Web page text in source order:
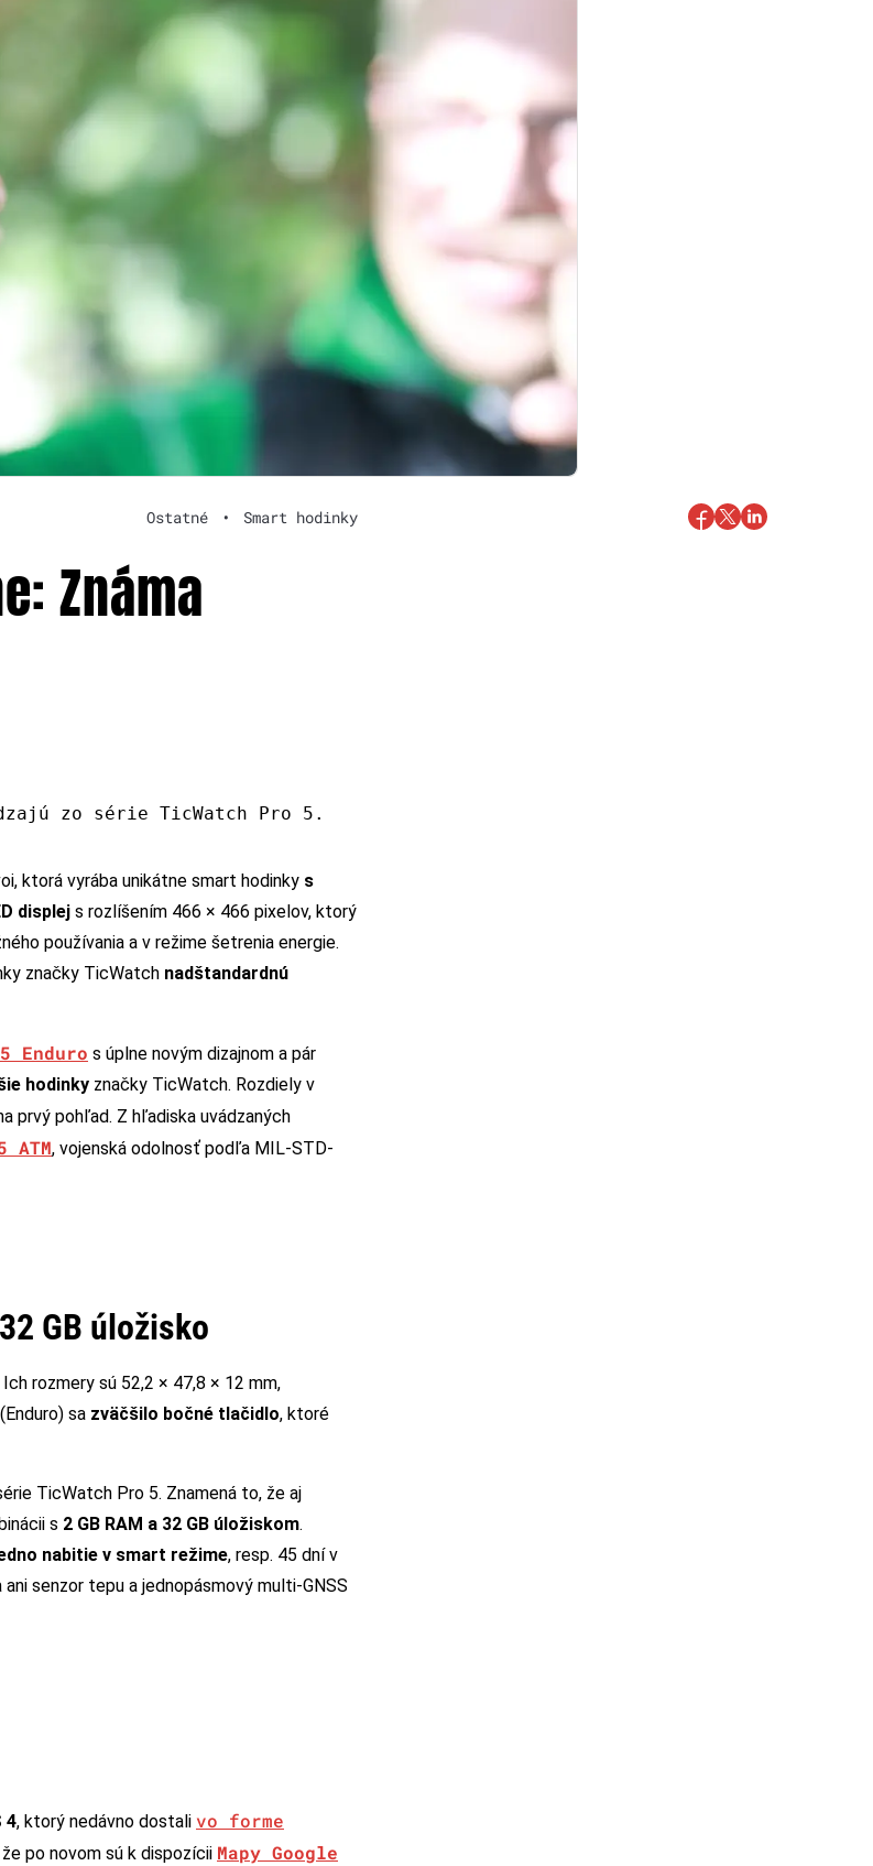
Ostatné • Smart hodinky
Známa
zo série TicWatch Pro 5.
ktorá vyrába unikátne smart hodinky s
displej s rozlíšením 466 × 466 pixelov, ktorý
používania a v režime šetrenia energie.
značky TicWatch nadštandardnú
Enduro s úplne novým dizajnom a pár
hodinky značky TicWatch. Rozdiely v
prvý pohľad. Z hľadiska uvádzaných
ATM, vojenská odolnosť podľa MIL-STD-
GB úložisko
Ich rozmery sú 52,2 × 47,8 × 12 mm,
sa zväčšilo bočné tlačidlo, ktoré
TicWatch Pro 5. Znamená to, že aj
s 2 GB RAM a 32 GB úložiskom.
nabitie v smart režime, resp. 45 dní v
senzor tepu a jednopásmový multi-GNSS
4, ktorý nedávno dostali vo forme
po novom sú k dispozícii Mapy Google